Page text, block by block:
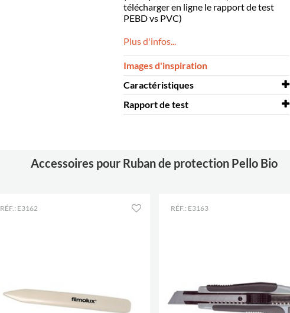
télécharger en ligne le rapport de test
PEBD vs PVC)
Plus d'infos...
Images d'inspiration
Caractéristiques
Longueur
Matériaux
Bioplastique, LDPE
Épaisseur
90 μm
Rapport de test
Accessoires pour Ruban de protection Pello Bio
RÉF.: E3162 RÉF.: E3163